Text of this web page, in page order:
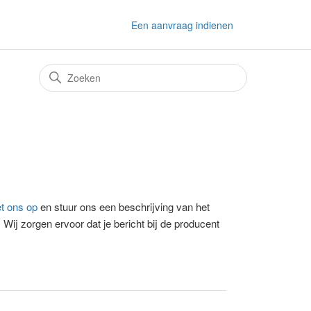
Een aanvraag indienen
ons open stuur ons een beschrijving van het
zorgen ervoor dat je bericht bij de producent